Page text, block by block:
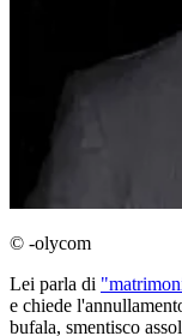
© -olycom
Lei parla di
e chiede
bufala, smentisco